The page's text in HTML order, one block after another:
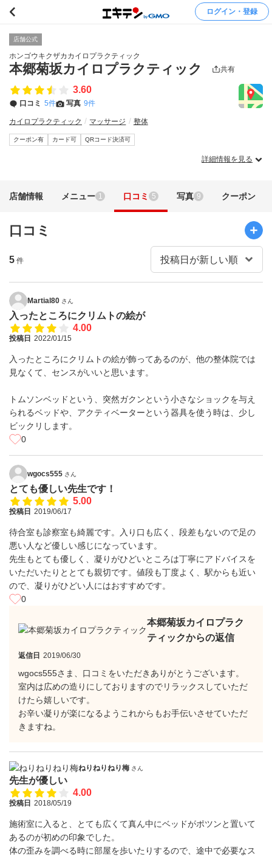
ログイン・登録
店舗公式
ホンゴウキクザカカイロプラクティック
本郷菊坂カイロプラクティック 共有
3.60
口コミ 5件 写真 9件
カイロプラクティック マッサージ 整体
クーポン有 カード可 QRコード決済可
詳細情報を見る
店舗情報 メニュー 1 口コミ 5 写真 9 クーポン
口コミ
5 件
Martial80 さん
入ったところにクリムトの絵が
4.00
投稿日 2022/01/15
入ったところにクリムトの絵が飾ってあるのが、他の整体院では
見なくて、センスがいいと思います。
トムソンベッドという、突然ガクンという小さなショックを与え
られるベッドや、アクティベーターという器具を使う時は、少し
ビックリします。
0
wgocs555 さん
とても優しい先生です！
5.00
投稿日 2019/06/17
待合室も診察室も綺麗です。入り口も広く、段差もないので足の
悪い人など優しい感じになっています。
先生もとても優しく、凝りがひどいところは丁寧にアドバイスを
いただいたりととても親切です。値段も丁度よく、駅からも近い
ので、凝りがひどい人にはおすすめです。
0
本郷菊坂カイロプラク
ティックからの返信
返信日 2019/06/30
wgocs555さま、口コミをいただきありがとうございます。
室内は広めの造りにしておりますのでリラックスしていただ
けたら嬉しいです。
お辛い凝りが楽になるようこれからもお手伝いさせていただ
きますね。
ねりねりねり梅 さん
先生が優しい
4.00
投稿日 2018/05/19
施術室に入ると、とても広くて真ん中にベッドがポツンと置いて
あるのが初めの印象でした。
体の歪みを調べる時に部屋を歩いたりするので、途中で必要なス